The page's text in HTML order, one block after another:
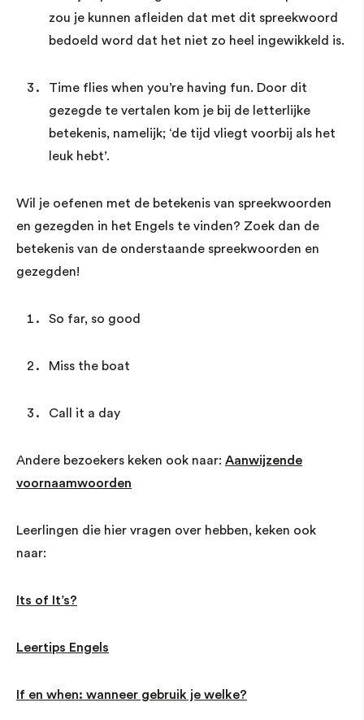
zou je kunnen afleiden dat met dit spreekwoord
bedoeld word dat het niet zo heel ingewikkeld is.
Time flies when you’re having fun. Door dit
gezegde te vertalen kom je bij de letterlijke
betekenis, namelijk; ‘de tijd vliegt voorbij als het
leuk hebt’.
Wil je oefenen met de betekenis van spreekwoorden
en gezegden in het Engels te vinden? Zoek dan de
betekenis van de onderstaande spreekwoorden en
gezegden!
So far, so good
Miss the boat
Call it a day
Andere bezoekers keken ook naar: Aanwijzende
voornaamwoorden
Leerlingen die hier vragen over hebben, keken ook
naar:
Its of It’s?
Leertips Engels
If en when: wanneer gebruik je welke?